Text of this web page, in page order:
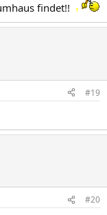
findet!!
#19
#20